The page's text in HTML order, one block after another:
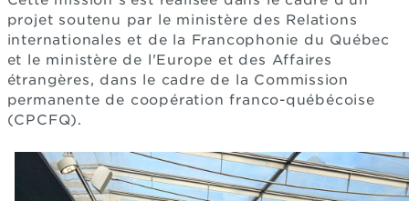
projet soutenu par le ministère des Relations
internationales et de la Francophonie du Québec
et le ministère de l'Europe et des Affaires
étrangères, dans le cadre de la Commission
permanente de coopération franco-québécoise
(CPCFQ).